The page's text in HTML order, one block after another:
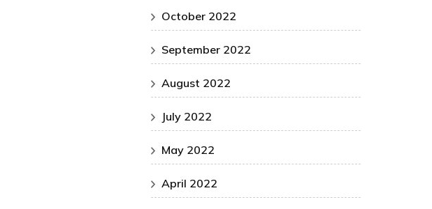
October 2022
September 2022
August 2022
July 2022
May 2022
April 2022